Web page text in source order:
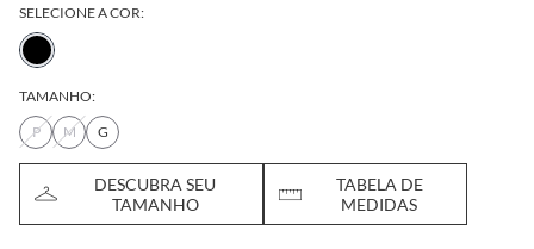
SELECIONE A COR:
TAMANHO:
P
M G
DESCUBRA SEU
TAMANHO
TABELA DE
MEDIDAS